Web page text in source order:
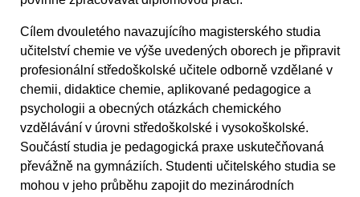
Cílem dvouletého navazujícího magisterského studia
učitelství chemie ve výše uvedených oborech je připravit
profesionální středoškolské učitele odborně vzdělané v
chemii, didaktice chemie, aplikované pedagogice a
psychologii a obecných otázkách chemického
vzdělávání v úrovni středoškolské i vysokoškolské.
Součástí studia je pedagogická praxe uskutečňovaná
převážně na gymnáziích. Studenti učitelského studia se
mohou v jeho průběhu zapojit do mezinárodních